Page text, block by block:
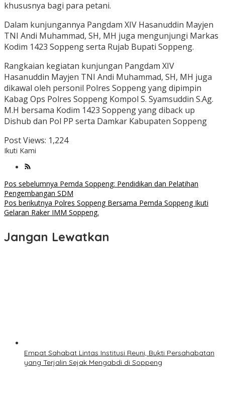
khususnya bagi para petani.
Dalam kunjungannya Pangdam XIV Hasanuddin Mayjen
TNI Andi Muhammad, SH, MH juga mengunjungi Markas
Kodim 1423 Soppeng serta Rujab Bupati Soppeng.
Rangkaian kegiatan kunjungan Pangdam XIV
Hasanuddin Mayjen TNI Andi Muhammad, SH, MH juga
dikawal oleh personil Polres Soppeng yang dipimpin
Kabag Ops Polres Soppeng Kompol S. Syamsuddin S.Ag.
M.H bersama Kodim 1423 Soppeng yang diback up
Dishub dan Pol PP serta Damkar Kabupaten Soppeng
Post Views: 1,224
Ikuti Kami
Navigasi
pos
Pos sebelumnya Pemda Soppeng: Pendidikan dan Pelatihan
Pengembangan SDM
Pos berikutnya Polres Soppeng Bersama Pemda Soppeng Ikuti
Gelaran Raker IMM Soppeng.
Jangan Lewatkan
Empat Sahabat Lintas Institusi Reuni, Bukti Persahabatan
yang Terjalin Sejak Mengabdi di Soppeng